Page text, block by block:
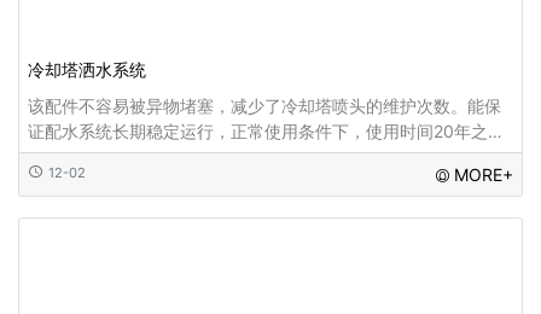
冷却塔洒水系统
该配件不容易被异物堵塞，减少了冷却塔喷头的维护次数。能保
证配水系统长期稳定运行，正常使用条件下，使用时间20年之
久。不易堵塞，喷雾装置喷孔大，通污能力强，维修方便，冷却
塔喷头在冷却塔内部空间较大...
12-02 MORE+